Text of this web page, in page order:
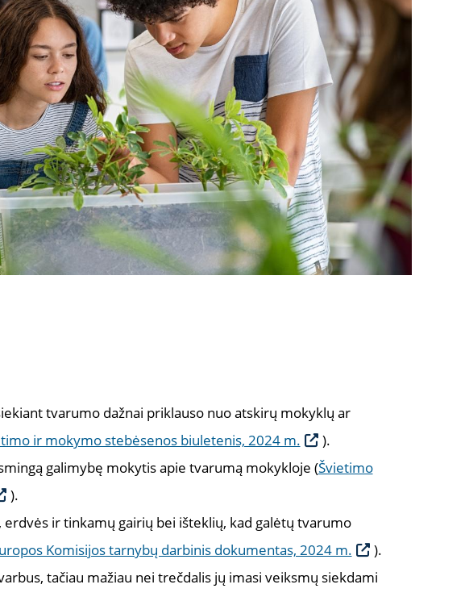
tvarumo dažnai priklauso nuo atskirų mokyklų ar
ir mokymo stebėsenos biuletenis, 2024 m.
).
galimybę mokytis apie tvarumą mokykloje (Švietimo
).
ir tinkamų gairių bei išteklių, kad galėtų tvarumo
Komisijos tarnybų darbinis dokumentas, 2024 m.
).
tačiau mažiau nei trečdalis jų imasi veiksmų siekdami